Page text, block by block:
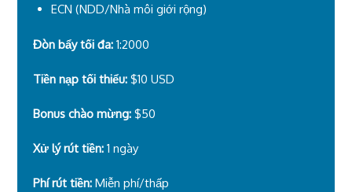
ECN (NDD/Nhà môi giới rộng)
Đòn bẩy tối đa: 1:2000
Tiền nạp tối thiểu: $10 USD
Bonus chào mừng: $50
Xử lý rút tiền: 1 ngày
Phí rút tiền: Miễn phí/thấp